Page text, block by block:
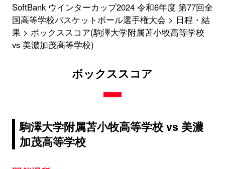
SoftBank ウインターカップ2024 令和6年度 第77回全
国高等学校バスケットボール選手権大会
日程・結
果
ボックススコア(駒澤大学附属苫小牧高等学校
vs 美濃加茂高等学校)
ボックススコア
駒澤大学附属苫小牧高等学校 vs 美濃
加茂高等学校